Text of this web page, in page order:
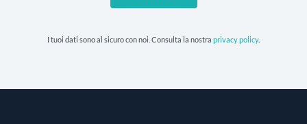
I tuoi dati sono al sicuro con noi. Consulta la nostra privacy policy.